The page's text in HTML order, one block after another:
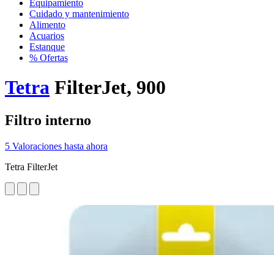
Equipamiento
Cuidado y mantenimiento
Alimento
Acuarios
Estanque
% Ofertas
Tetra FilterJet, 900
Filtro interno
5 Valoraciones hasta ahora
Tetra FilterJet